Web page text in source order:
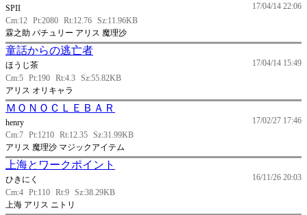
17/04/14 22:06
SPII
Cm:12 Pt:2080 Rt:12.76 Sz:11.96KB
霖之助 パチュリー アリス 魔理沙
童話からの逃亡者
17/04/14 15:49
ほうじ茶
Cm:5 Pt:190 Rt:4.3 Sz:55.82KB
アリス オリキャラ
ＭＯＮＯＣＬＥＢＡＲ
17/02/27 17:46
henry
Cm:7 Pt:1210 Rt:12.35 Sz:31.99KB
アリス 魔理沙 マジックアイテム
上海とワークポイント
16/11/26 20:03
ひきにく
Cm:4 Pt:110 Rt:9 Sz:38.29KB
上海 アリス ニトリ